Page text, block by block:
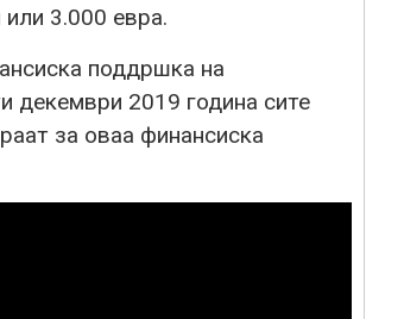
3.000 евра.
поддршка на
декември 2019 година сите
за оваа финансиска